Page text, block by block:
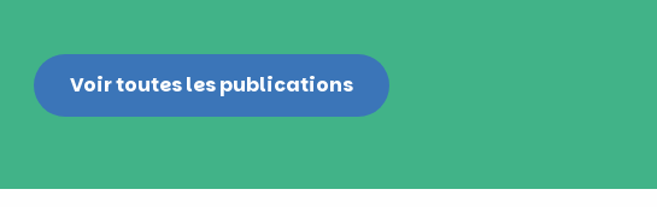
Voir toutes les publications